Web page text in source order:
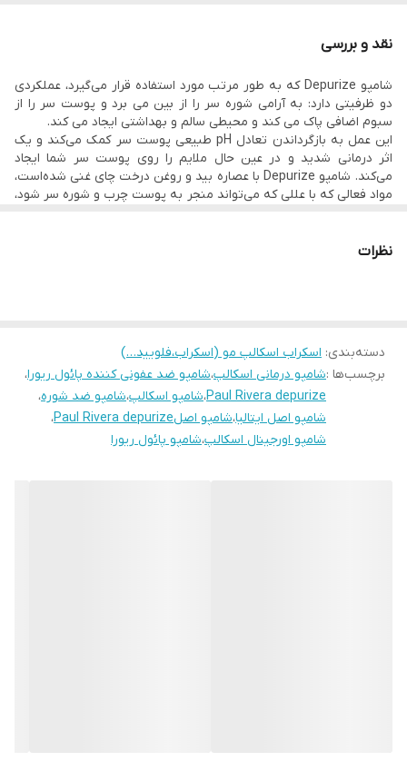
نقد و بررسی
شامپو Depurize که به طور مرتب مورد استفاده قرار می‌گیرد، عملکردی
دو ظرفیتی دارد: به آرامی شوره سر را از بین می برد و پوست سر را از
سبوم اضافی پاک می کند و محیطی سالم و بهداشتی ایجاد می کند.
این عمل به بازگرداندن تعادل pH طبیعی پوست سر کمک می‌کند و یک
اثر درمانی شدید و در عین حال ملایم را روی پوست سر شما ایجاد
می‌کند. شامپو Depurize با عصاره بید و روغن درخت چای غنی شده‌است،
مواد فعالی که با عللی که می‌تواند منجر به پوست چرب و شوره سر شود،
نظرات
دسته‌بندی: اسکراب اسکالپ مو (اسکراب،فلویید…)
برچسب‌ها :شامپو درمانی اسکالپ،شامپو ضد عفونی کننده پائول ریورا،
Paul Rivera depurize،شامپو اسکالپ،شامپو ضد شوره،
شامپو اصل ایتالیا،شامپو اصلPaul Rivera depurize
،
شامپو اورجینال اسکالپ،شامپو پائول ریورا